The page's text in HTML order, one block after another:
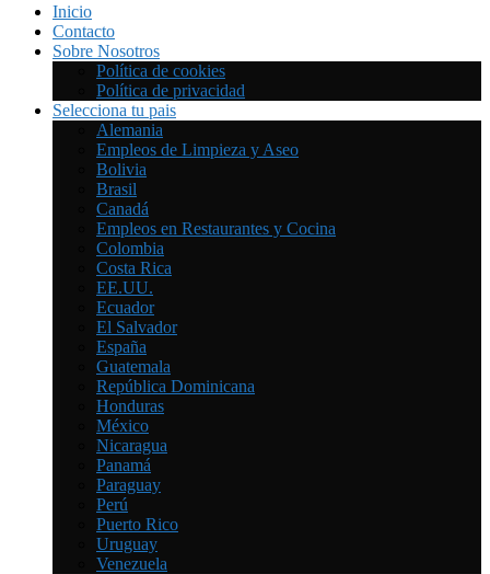
Inicio
Contacto
Sobre Nosotros
Política de cookies
Política de privacidad
Selecciona tu pais
Alemania
Empleos de Limpieza y Aseo
Bolivia
Brasil
Canadá
Empleos en Restaurantes y Cocina
Colombia
Costa Rica
EE.UU.
Ecuador
El Salvador
España
Guatemala
República Dominicana
Honduras
México
Nicaragua
Panamá
Paraguay
Perú
Puerto Rico
Uruguay
Venezuela